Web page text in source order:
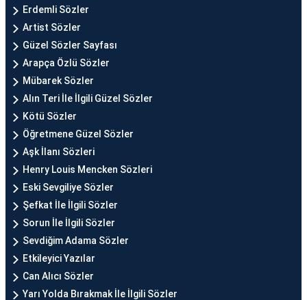
Erdemli Sözler
Artist Sözler
Güzel Sözler Sayfası
Arapça Özlü Sözler
Mübarek Sözler
Alın Teri İle İlgili Güzel Sözler
Kötü Sözler
Öğretmene Güzel Sözler
Aşk İlanı Sözleri
Henry Louis Mencken Sözleri
Eski Sevgiliye Sözler
Şefkat İle İlgili Sözler
Sorun İle İlgili Sözler
Sevdiğim Adama Sözler
Etkileyici Yazılar
Can Alıcı Sözler
Yarı Yolda Bırakmak İle İlgili Sözler